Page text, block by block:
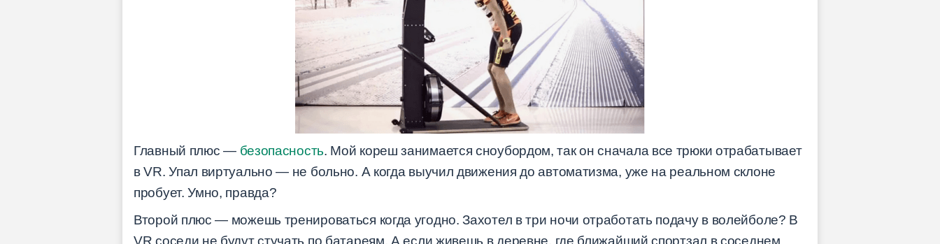
Главный плюс — безопасность. Мой кореш занимается сноубордом, так он сначала все трюки отрабатывает
в VR. Упал виртуально — не больно. А когда выучил движения до автоматизма, уже на реальном склоне
пробует. Умно, правда?
Второй плюс — можешь тренироваться когда угодно. Захотел в три ночи отработать подачу в волейболе? В